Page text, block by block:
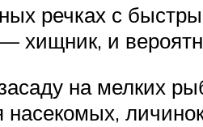
речках с
хищник, и
на мелких
насекомых,